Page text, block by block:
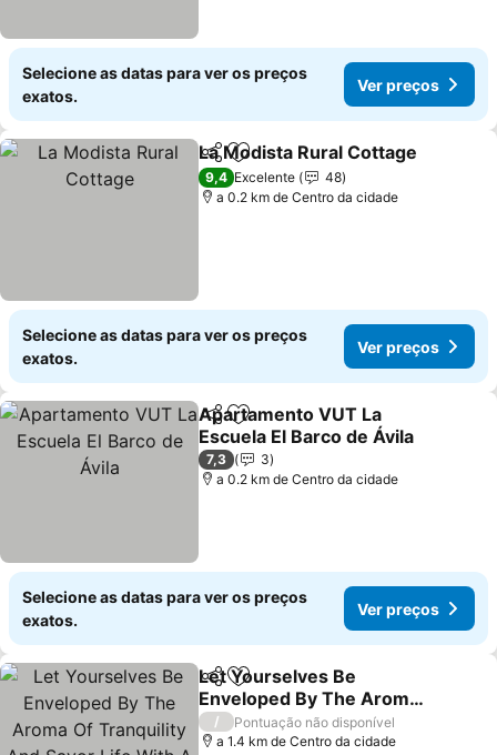
Selecione as datas para ver os preços
exatos.
Ver preços
PartilharAdicionar aos favoritos
La Modista Rural Cottage
9,4 Excelente
48
a 0.2 km de Centro da cidade
Selecione as datas para ver os preços
exatos.
Ver preços
PartilharAdicionar aos favoritos
Apartamento VUT La
Escuela El Barco de Ávila
Ver preços
7,3
3
a 0.2 km de Centro da cidade
Selecione as datas para ver os preços
exatos.
Ver preços
PartilharAdicionar aos favoritos
Let Yourselves Be
Enveloped By The Aroma
Of Tranquility And Savor
Life With A Touch Of
Ver preços
/
Pontuação não disponível
a 1.4 km de Centro da cidade